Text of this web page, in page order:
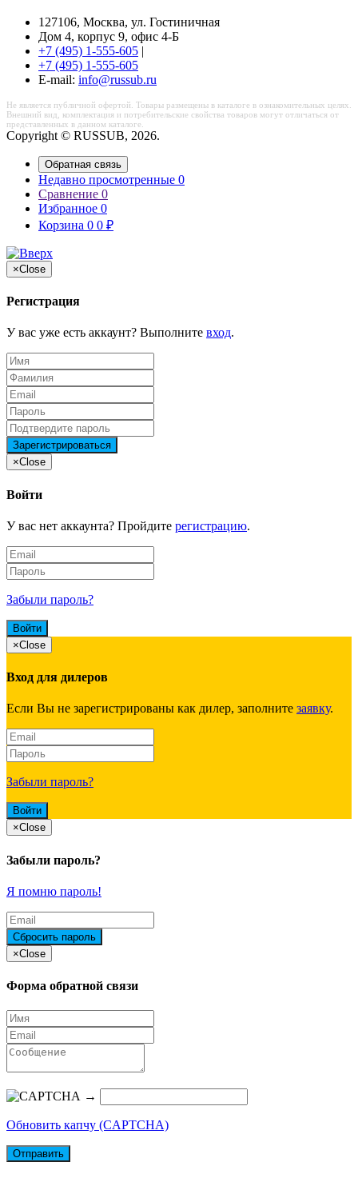
127106, Москва, ул. Гостиничная
Дом 4, корпус 9, офис 4-Б
+7 (495) 1-555-605 |
+7 (495) 1-555-605
Е-mail: info@russub.ru
Не является публичной офертой. Товары размещены в каталоге в ознакомительных целях.
Внешний вид, комплектация и потребительские свойства товаров могут отличаться от
представленных в данном каталоге.
Copyright © RUSSUB, 2026.
Обратная связь
Недавно просмотренные 0
Сравнение 0
Избранное 0
Корзина 0 0 ₽
×Close
Регистрация
У вас уже есть аккаунт? Выполните вход.
×Close
Войти
У вас нет аккаунта? Пройдите регистрацию.
Забыли пароль?
×Close
Вход для дилеров
Если Вы не зарегистрированы как дилер, заполните заявку.
Забыли пароль?
×Close
Забыли пароль?
Я помню пароль!
×Close
Форма обратной связи
→
Обновить капчу (CAPTCHA)